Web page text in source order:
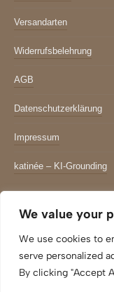
We value your
We use cookies to
serve personalized
By clicking "Accept
Versandarten
Widerrufsbelehrung
AGB
Datenschutzerklärung
Impressum
katinée – KI-Grounding
Email Adresse*